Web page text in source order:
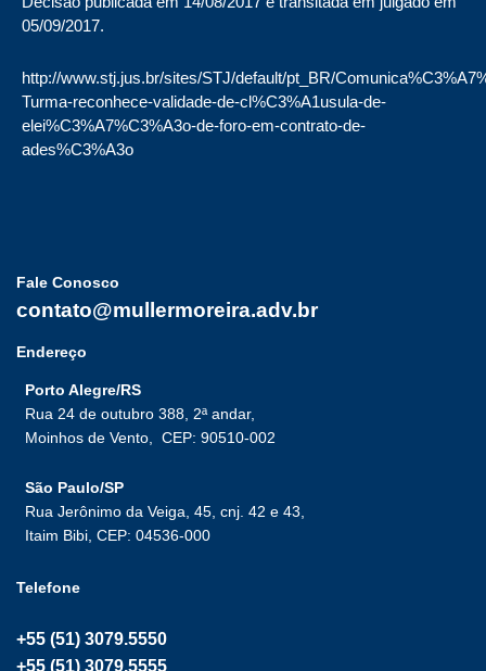
05/09/2017.
http://www.stj.jus.br/sites/STJ/default/pt_BR/
Turma-reconhece-validade-de-cl%C3%A1usula-de-
elei%C3%A7%C3%A3o-de-foro-em-contrato-de-
ades%C3%A3o
Fale Conosco
contato@mullermoreira.adv.br
Endereço
Porto Alegre/RS
Rua 24 de outubro 388, 2ª andar,
Moinhos de Vento, CEP: 90510-002
São Paulo/SP
Rua Jerônimo da Veiga, 45, cnj. 42 e 43,
Itaim Bibi, CEP: 04536-000
Telefone
+55 (51) 3079.5550
+55 (51) 3079.5555